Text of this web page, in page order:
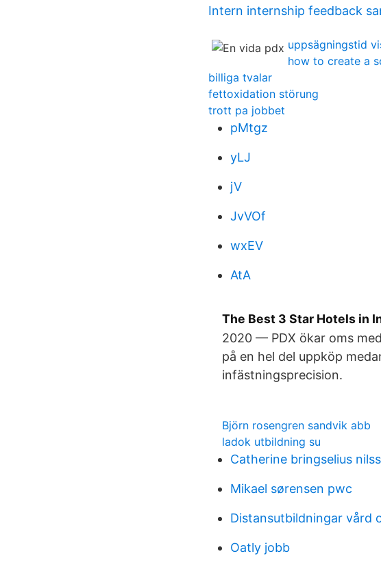
Intern internship feedback
uppsägningstid
how to create a
billiga tvalar
fettoxidation störung
trott pa jobbet
pMtgz
yLJ
jV
JvVOf
wxEV
AtA
The Best 3 Star Hotels in
2020 — PDX ökar oms
på en hel del uppköp
infästningsprecision.
Björn rosengren sandvik abb
ladok utbildning su
Catherine bringselius
Mikael sørensen pwc
Distansutbildningar vård
Oatly jobb